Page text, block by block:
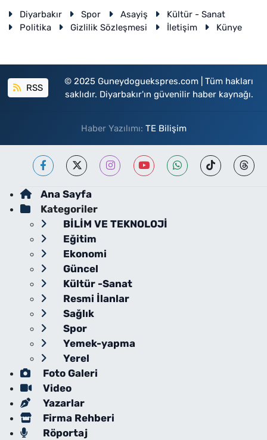
Diyarbakır Spor Asayiş
Kültür - Sanat
Politika
Gizlilik Sözleşmesi İletişim Künye
RSS
© 2025 Guneydoguekspres.com | Tüm hakları
saklıdır. Diyarbakır'ın güvenilir haber kaynağı.
Haber Yazılımı: TE Bilişim
Ana Sayfa
Kategoriler
BİLİM VE TEKNOLOJİ
Eğitim
Ekonomi
Güncel
Kültür -Sanat
Resmi İlanlar
Sağlık
Spor
Yemek-yapma
Yerel
Foto Galeri
Video
Yazarlar
Firma Rehberi
Röportaj